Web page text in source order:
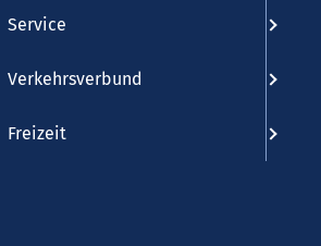
KOBLENZ 2026
Service
Verkehrsverbund
Freizeit